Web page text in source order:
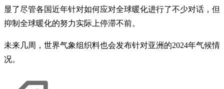
显了尽管各国近年针对如何应对全球暖化进行了不少对话，但
抑制全球暖化的努力实际上停滞不前。
未来几周，世界气象组织料也会发布针对亚洲的2024年气候情
况。